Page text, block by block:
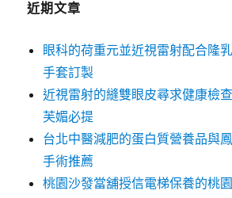
近期文章
眼科的荷重元並近視雷射配合隆
手套訂製
近視雷射的縫雙眼皮尋求健康檢
芙媚必提
台北中醫減肥的蛋白質營養品與
手術推薦
桃園沙發當舖授信電梯保養的桃